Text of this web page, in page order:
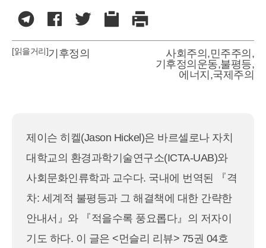
[읽을거리]기후정의 사회주의 ,민주주의 ,
기후정의운동,불평등,
에너지 ,국제주의
제이슨 히켈(Jason Hickel)은 바르셀로나 자치
대학교의 환경과학기술연구소(ICTA-UAB)와
사회문화인류학과 교수다. 국내에 번역된 『격
차: 세계적 불평등과 그 해결책에 대한 간략한
안내서』와 『적을수록 풍요롭다』의 저자이
기도 하다. 이 글은 <먼슬리 리뷰> 75권 04호